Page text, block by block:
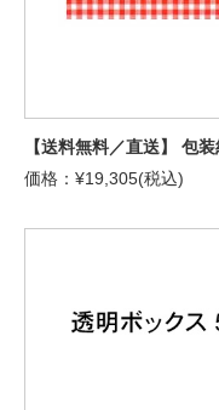
【送料無料／直送】 包
価格：¥19,305(税込)